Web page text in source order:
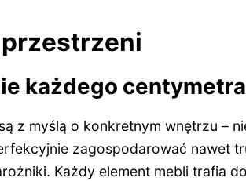
przestrzeni
każdego centymetra
z myślą o konkretnym wnętrzu –
zagospodarować nawet
Każdy element mebli trafia